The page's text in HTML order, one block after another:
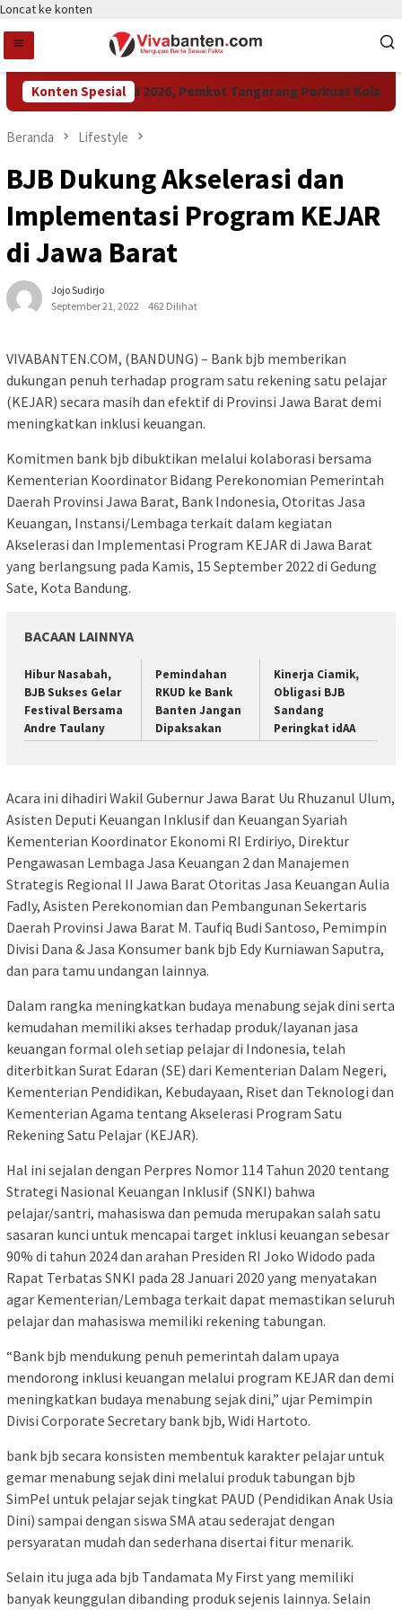
Loncat ke konten
Konten Spesial
Raih LPM Award 2026, Pemkot Tangerang Perkuat Kolaborasi
Beranda Lifestyle
BJB Dukung Akselerasi dan
Implementasi Program KEJAR
di Jawa Barat
Jojo Sudirjo
September 21, 2022
462 Dilihat
VIVABANTEN.COM, (BANDUNG) – Bank bjb memberikan
dukungan penuh terhadap program satu rekening satu pelajar
(KEJAR) secara masih dan efektif di Provinsi Jawa Barat demi
meningkatkan inklusi keuangan.
Komitmen bank bjb dibuktikan melalui kolaborasi bersama
Kementerian Koordinator Bidang Perekonomian Pemerintah
Daerah Provinsi Jawa Barat, Bank Indonesia, Otoritas Jasa
Keuangan, Instansi/Lembaga terkait dalam kegiatan
Akselerasi dan Implementasi Program KEJAR di Jawa Barat
yang berlangsung pada Kamis, 15 September 2022 di Gedung
Sate, Kota Bandung.
BACAAN LAINNYA
Hibur Nasabah,
BJB Sukses Gelar
Festival Bersama
Andre Taulany
Pemindahan
RKUD ke Bank
Banten Jangan
Dipaksakan
Kinerja Ciamik,
Obligasi BJB
Sandang
Peringkat idAA
Acara ini dihadiri Wakil Gubernur Jawa Barat Uu Rhuzanul Ulum,
Asisten Deputi Keuangan Inklusif dan Keuangan Syariah
Kementerian Koordinator Ekonomi RI Erdiriyo, Direktur
Pengawasan Lembaga Jasa Keuangan 2 dan Manajemen
Strategis Regional II Jawa Barat Otoritas Jasa Keuangan Aulia
Fadly, Asisten Perekonomian dan Pembangunan Sekertaris
Daerah Provinsi Jawa Barat M. Taufiq Budi Santoso, Pemimpin
Divisi Dana & Jasa Konsumer bank bjb Edy Kurniawan Saputra,
dan para tamu undangan lainnya.
Dalam rangka meningkatkan budaya menabung sejak dini serta
kemudahan memiliki akses terhadap produk/layanan jasa
keuangan formal oleh setiap pelajar di Indonesia, telah
diterbitkan Surat Edaran (SE) dari Kementerian Dalam Negeri,
Kementerian Pendidikan, Kebudayaan, Riset dan Teknologi dan
Kementerian Agama tentang Akselerasi Program Satu
Rekening Satu Pelajar (KEJAR).
Hal ini sejalan dengan Perpres Nomor 114 Tahun 2020 tentang
Strategi Nasional Keuangan Inklusif (SNKI) bahwa
pelajar/santri, mahasiswa dan pemuda merupakan salah satu
sasaran kunci untuk mencapai target inklusi keuangan sebesar
90% di tahun 2024 dan arahan Presiden RI Joko Widodo pada
Rapat Terbatas SNKI pada 28 Januari 2020 yang menyatakan
agar Kementerian/Lembaga terkait dapat memastikan seluruh
pelajar dan mahasiswa memiliki rekening tabungan.
“Bank bjb mendukung penuh pemerintah dalam upaya
mendorong inklusi keuangan melalui program KEJAR dan demi
meningkatkan budaya menabung sejak dini,” ujar Pemimpin
Divisi Corporate Secretary bank bjb, Widi Hartoto.
bank bjb secara konsisten membentuk karakter pelajar untuk
gemar menabung sejak dini melalui produk tabungan bjb
SimPel untuk pelajar sejak tingkat PAUD (Pendidikan Anak Usia
Dini) sampai dengan siswa SMA atau sederajat dengan
persyaratan mudah dan sederhana disertai fitur menarik.
Selain itu juga ada bjb Tandamata My First yang memiliki
banyak keunggulan dibanding produk sejenis lainnya. Selain